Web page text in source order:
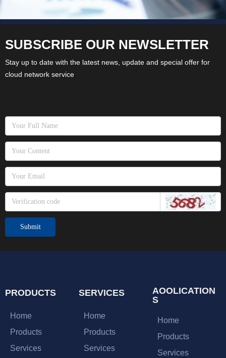
PRODUCTS
Home
Products
Services
SERVICES
Home
Products
Services
AOOLICATION
S
Home
Products
Services
Submit
SUBSCRIBE OUR NEWSLETTER
Stay up to date with the latest news, update and special offer for
cloud network service